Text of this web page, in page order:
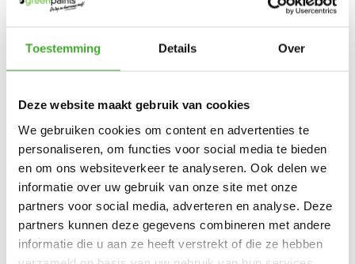
Toestemming Details Over
Deze website maakt gebruik van cookies
We gebruiken cookies om content en advertenties te
personaliseren, om functies voor social media te bieden
en om ons websiteverkeer te analyseren. Ook delen we
informatie over uw gebruik van onze site met onze
partners voor social media, adverteren en analyse. Deze
partners kunnen deze gegevens combineren met andere
informatie die u aan ze heeft verstrekt of die ze hebben
silicaatverf, de veelvuldige toepassing van
minerale kwaliteitskenmerken van een
tinten uit wit adviseren wij de KEIM
Soldalan-ME toe te passen. Door de
toevoeging van fotokatalytisch
titaandioxide worden organische
verontreinigingen en stikstofoxides (NoX)